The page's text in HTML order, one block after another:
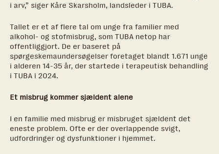
i arv,” siger Kåre Skarsholm, landsleder i TUBA.
Tallet er et af flere tal om unge fra familier med
alkohol- og stofmisbrug, som TUBA netop har
offentliggjort. De er baseret på
spørgeskemaundersøgelser foretaget blandt 1.671 unge
i alderen 14-35 år, der startede i terapeutisk behandling
i TUBA i 2024.
Et misbrug kommer sjældent alene
I en familie med misbrug er misbruget sjældent det
eneste problem. Ofte er der overlappende svigt,
udfordringer og dysfunktioner i hjemmet.